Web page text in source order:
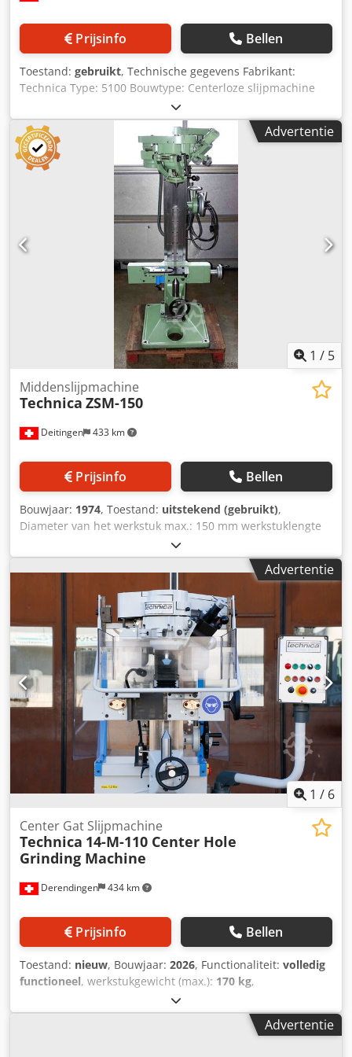
Prijsinfo Bellen
Toestand: gebruikt, Technische gegevens Fabrikant:
Technica Type: 5100 Bouwtype: Centerloze slijpmachine
met verticale uitvoering Werkstukopname: Tussen de
centers met losse kop en geleiding Slijpspindel:
Hoogtoerige slijpspindel Uitrusting: Diverse slijpschijven
en centreerpunten aanwezig Max. werkstuklengte: 1100
mm Min. werkstuklengte: 50 mm Max. werkstukdiameter:
125 mm Min. werkstukdiameter: 8 mm Centrumhoogte
boven geleiding: 145 mm Centrumhoogte boven sledes: 65
mm Dkedsyw Rr Ejpfx Ahnor Kegelhoek centreerboring: 60°
Max. diameter centreerboring: 50 mm Min.
kernboordiameter: 2 mm Gewicht: 460 kg Afmetingen: 850
x 750 x 1850 mm Conditie: Gebruikt, goed Aan de juistheid,
volledigheid en actualiteit van de gegevens kunnen geen
rechten worden ontleend.
Advertentie
1 / 5
Deitingen 433 km
Middenslijpmachine
Technica ZSM-150
Prijsinfo Bellen
Bouwjaar: 1974, Toestand: uitstekend (gebruikt),
Diameter van het werkstuk max.: 150 mm werkstuklengte
max.: 1100 mm middengathoek : 60° slijpspspiltoerental :
15'000 tpm Dsdpfxjf U Ev Ij Ahnekr Gewicht: ca. 460 kg
afmetingen B x D x H: ca. 700 x 800 x 1800 mm Accessoires:
Advertentie
1 / 6
Derendingen 434 km
Center Gat Slijpmachine
Technica 14-M-110 Center Hole
Grinding Machine
Prijsinfo Bellen
Toestand: nieuw, Bouwjaar: 2026, Functionaliteit: volledig
functioneel, werkstukgewicht (max.): 170 kg,
45.000 rpm
5.000 rpm, spilsnelheid (max.):45.000 rpm, klemdiameter:
, garantieduur:12
Advertentie